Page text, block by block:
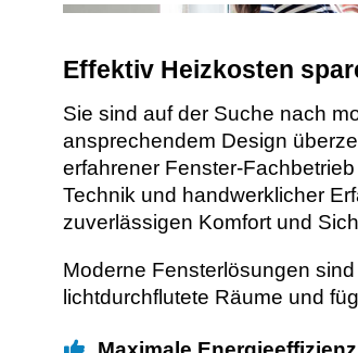
Effektiv Heizkosten
Sie sind auf der Suche nach
ansprechendem Design
erfahrener Fenster-
Technik und handwerklicher
zuverlässigen Komfort und
Moderne Fensterlösungen
lichtdurchflutete Räume und